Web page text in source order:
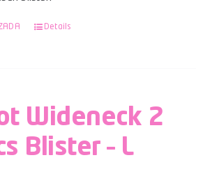
Details
Wideneck 2
Blister – L